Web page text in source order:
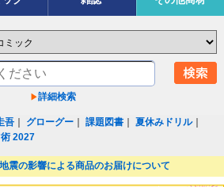
詳細検索
吾 グローグー ｜課題図書 ｜夏休みドリル｜
2027
地震の影響による商品のお届けについて